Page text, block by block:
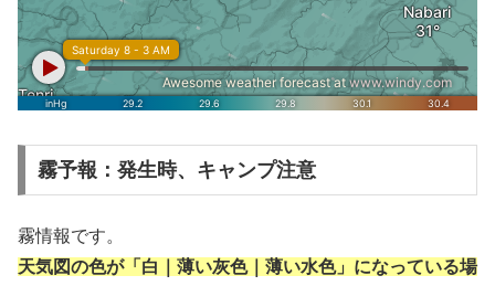
霧予報：発生時、キャンプ注意
霧情報です。
天気図の色が「白｜薄い灰色｜薄い水色」になっている場